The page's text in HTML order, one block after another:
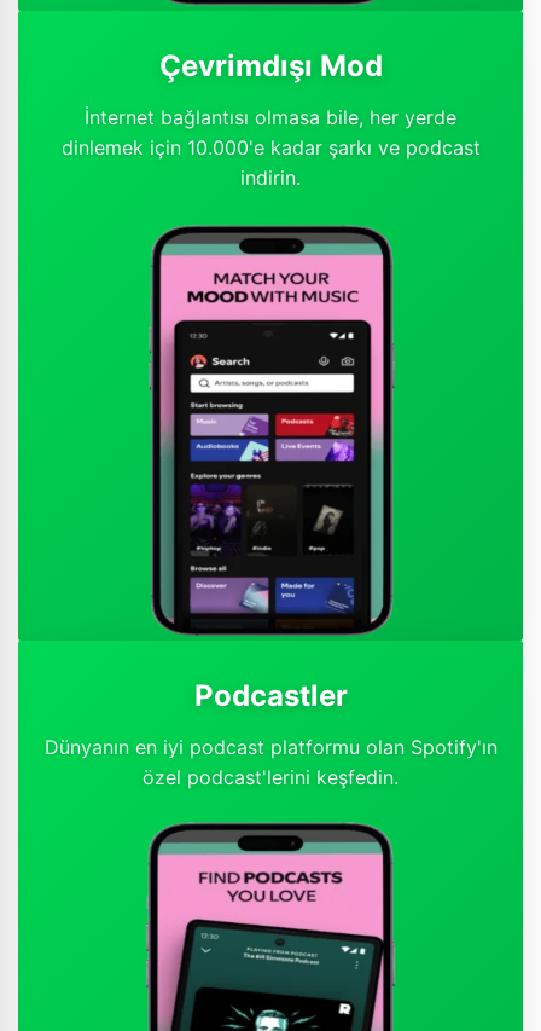
Çevrimdışı Mod
İnternet bağlantısı olmasa bile, her yerde
dinlemek için 10.000'e kadar şarkı ve podcast
indirin.
Podcastler
Dünyanın en iyi podcast platformu olan Spotify'ın
özel podcast'lerini keşfedin.